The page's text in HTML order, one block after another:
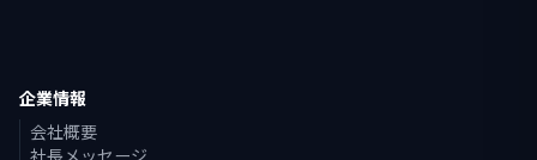
企業情報
会社概要